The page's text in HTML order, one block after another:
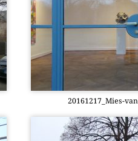
20161217_­Mies-